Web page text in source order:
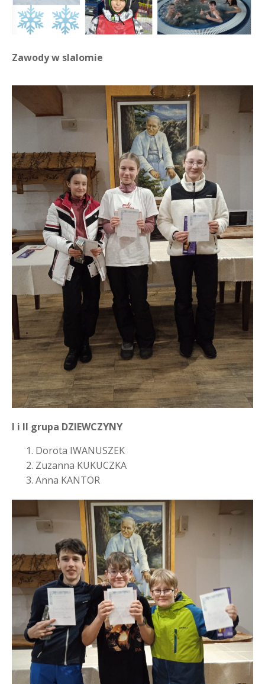
Zawody w slalomie
I i II grupa DZIEWCZYNY
Dorota IWANUSZEK
Zuzanna KUKUCZKA
Anna KANTOR